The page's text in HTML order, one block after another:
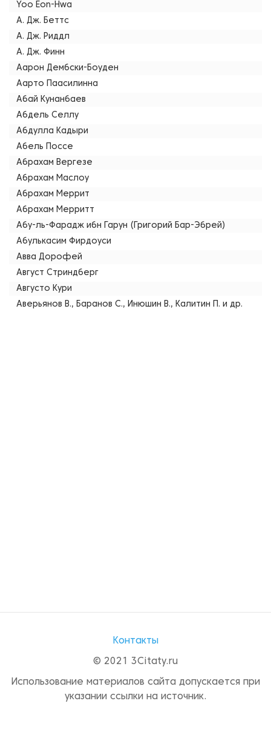
Yoo Eon-Hwa
А. Дж. Беттс
А. Дж. Риддл
А. Дж. Финн
Аарон Дембски-Боуден
Аарто Паасилинна
Абай Кунанбаев
Абдель Селлу
Абдулла Кадыри
Абель Поссе
Абрахам Вергезе
Абрахам Маслоу
Абрахам Меррит
Абрахам Мерритт
Абу-ль-Фарадж ибн Гарун (Григорий Бар-Эбрей)
Абулькасим Фирдоуси
Авва Дорофей
Август Стриндберг
Августо Кури
Аверьянов В., Баранов С., Инюшин В., Калитин П. и др.
Контакты
© 2021 3Citaty.ru
Использование материалов сайта допускается при
указании ссылки на источник.